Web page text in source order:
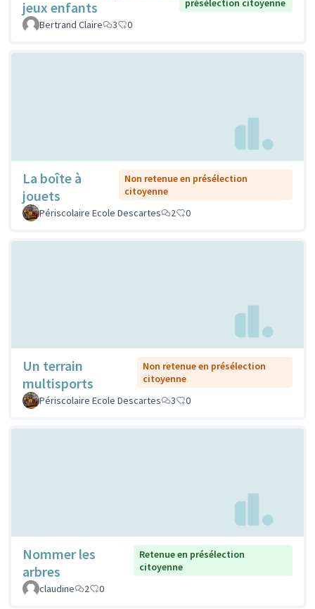
jeux enfants
présélection citoyenne
Bertrand Claire
3 0
La boîte à
jouets
Non retenue en présélection
citoyenne
Périscolaire Ecole Descartes
2 0
Un terrain
multisports
Non retenue en présélection
citoyenne
Périscolaire Ecole Descartes
3 0
Nommer les
arbres
Retenue en présélection
citoyenne
claudine
2 0